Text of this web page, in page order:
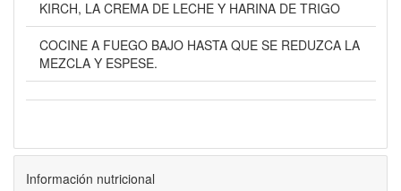
KIRCH, LA CREMA DE LECHE Y HARINA DE TRIGO
COCINE A FUEGO BAJO HASTA QUE SE REDUZCA LA
MEZCLA Y ESPESE.
Información nutricional